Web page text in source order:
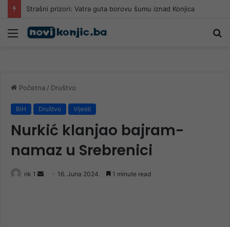
Strašni prizori: Vatra guta borovu šumu iznad Konjica
Meni
Početna / Društvo
BiH Društvo Vijesti
Nurkić klanjao bajram-
namaz u Srebrenici
nk 1
Send 16. Juna 2024. 1 minute read